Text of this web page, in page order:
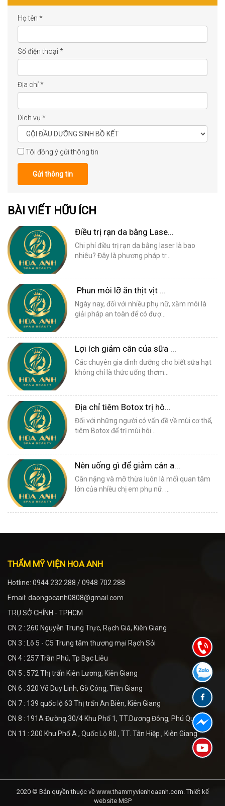
Họ tên *
Số điện thoại *
Địa chỉ*
Dịch vụ *
Tôi đồng ý gửi thông tin
Gửi thông tin
BÀI VIẾT HỮU ÍCH
Điều trị rạn da bằng Lase...
Chi phí điều trị rạn da bằng laser là bao
nhiêu? Đây là phương pháp tr...
Phun môi lỡ ăn thịt vịt ...
Ngày nay, đối với nhiều phụ nữ, xăm môi là
giải pháp an toàn để có đượ...
Lợi ích giảm cân của sữa ...
Các chuyên gia dinh dưỡng cho biết sữa hạt
không chỉ là thức uống thơm...
Địa chỉ tiêm Botox trị hô...
Đối với những người có vấn đề về mùi cơ thể,
tiêm Botox để trị mùi hôi...
Nên uống gì để giảm cân a...
Cân nặng và mỡ thừa luôn là mối quan tâm
lớn của nhiều chị em phụ nữ. ...
THẨM MỸ VIỆN HOA ANH
Hotline: 0944 232 288 / 0948 702 288
Email: daongocanh0808@gmail.com
TRỤ SỞ CHÍNH - TPHCM
CN 2 : 260 Nguyễn Trung Trực, Rạch Giá, Kiên Giang
CN 3 : Lô 5 - C5 Trung tâm thương mại Rạch Sỏi
CN 4 : 257 Trần Phú, Tp Bạc Liêu
CN 5 : 572 Thị trấn Kiên Lương, Kiên Giang
CN 6 : 320 Võ Duy Linh, Gò Công, Tiền Giang
CN 7 : 139 quốc lộ 63 Thị trấn An Biên, Kiên Giang
CN 8 : 191A Đường 30/4 Khu Phố 1, TT.Dương Đông, Phú Quốc
CN 11 : 200 Khu Phố A , Quốc Lộ 80 , TT. Tân Hiệp , Kiên Giang
2020 © Bản quyền thuộc về www.thammyvienhoaanh.com.Thiết kế
website MSP